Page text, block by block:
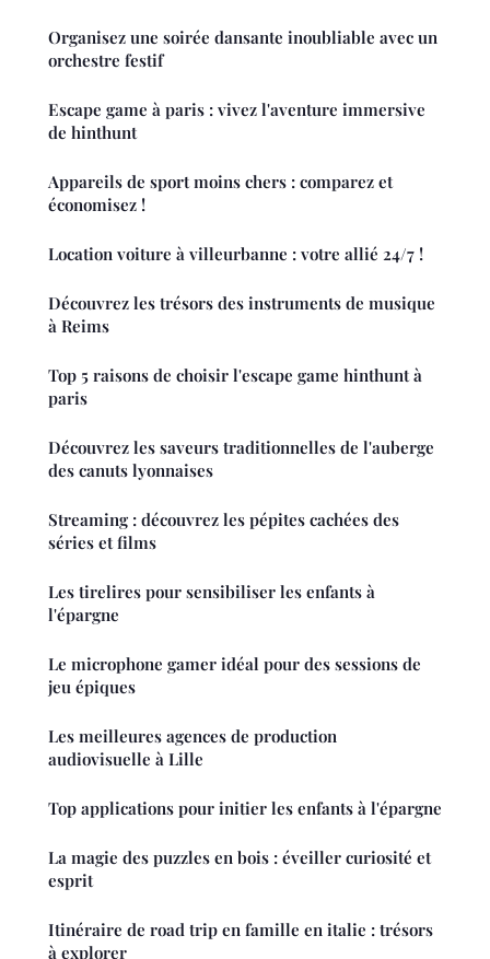
Organisez une soirée dansante inoubliable avec un
orchestre festif
Escape game à paris : vivez l'aventure immersive
de hinthunt
Appareils de sport moins chers : comparez et
économisez !
Location voiture à villeurbanne : votre allié 24/7 !
Découvrez les trésors des instruments de musique
à Reims
Top 5 raisons de choisir l'escape game hinthunt à
paris
Découvrez les saveurs traditionnelles de l'auberge
des canuts lyonnaises
Streaming : découvrez les pépites cachées des
séries et films
Les tirelires pour sensibiliser les enfants à
l'épargne
Le microphone gamer idéal pour des sessions de
jeu épiques
Les meilleures agences de production
audiovisuelle à Lille
Top applications pour initier les enfants à l'épargne
La magie des puzzles en bois : éveiller curiosité et
esprit
Itinéraire de road trip en famille en italie : trésors
à explorer